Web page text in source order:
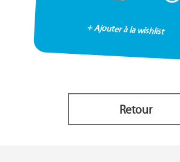
+ Ajouter à la wishlist
Retour